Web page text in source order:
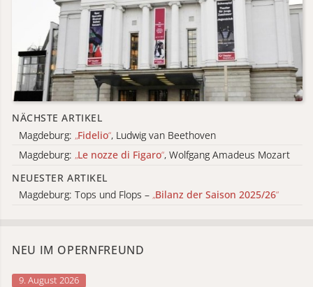
NÄCHSTE ARTIKEL
Magdeburg: „Fidelio“, Ludwig van Beethoven
Magdeburg: „Le nozze di Figaro“, Wolfgang Amadeus Mozart
NEUESTER ARTIKEL
Magdeburg: Tops und Flops – „Bilanz der Saison 2025/26“
NEU IM OPERNFREUND
9. August 2026